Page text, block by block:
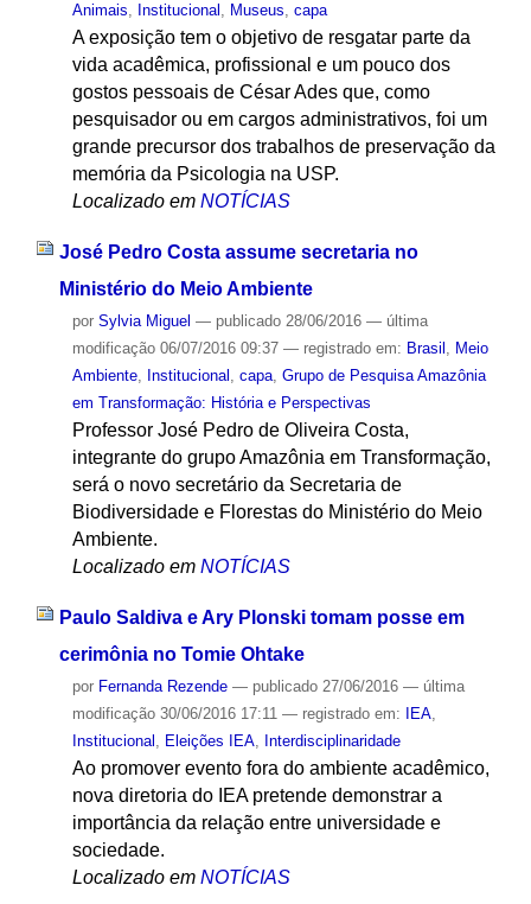
Animais, Institucional , Museus, capa
A exposição tem o objetivo de resgatar parte da
vida acadêmica, profissional e um pouco dos
gostos pessoais de César Ades que, como
pesquisador ou em cargos administrativos, foi um
grande precursor dos trabalhos de preservação da
memória da Psicologia na USP.
Localizado em NOTÍCIAS
José Pedro Costa assume secretaria no
Ministério do Meio Ambiente
por Sylvia Miguel — publicado28/06/2016 — última
modificação06/07/2016 09:37 — registrado em: Brasil
Meio
Ambiente, Institucional capa, Grupo de Pesquisa Amazônia
em Transformação: História e Perspectivas
Professor José Pedro de Oliveira Costa,
integrante do grupo Amazônia em Transformação,
será o novo secretário da Secretaria de
Biodiversidade e Florestas do Ministério do Meio
Ambiente.
Localizado em NOTÍCIAS
Paulo Saldiva e Ary Plonski tomam posse em
cerimônia no Tomie Ohtake
por Fernanda Rezende — publicado27/06/2016 — última
modificação30/06/2016 17:11 — registrado em: IEA,
Institucional
Eleições IEA, Interdisciplinaridade
Ao promover evento fora do ambiente acadêmico,
nova diretoria do IEA pretende demonstrar a
importância da relação entre universidade e
sociedade.
Localizado em NOTÍCIAS